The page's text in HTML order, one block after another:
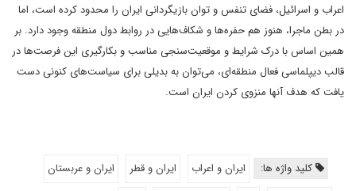
اعراب و اسرائیل، فضای تنفس و توان بازیگردانی ایران را محدود کرده است، اما
در بطن ماجرا، هنوز هم حفره‌ها و شکاف‌هایی در روابط دول منطقه وجود دارد. بر
همین اساس با درک شرایط و موقعیت‌سنجی مناسب و بکارگیری این فرصت‌ها در
قالب دیپلماسی فعال منطقه‌ای، می‌توان به بدیلی برای سیاست‌های کنونی دست
یافت که هدف آنها منزوی کردن ایران است.
کلید واژه ها: ایران و اعراب ایران و قطر
ایران و عربستان